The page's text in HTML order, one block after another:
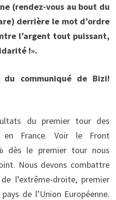
(rendez-vous au bout du
derrière le mot d’ordre
l’argent tout puissant,
!».
du communiqué de Bizi!
du premier tour des
en France. Voir le Front
dès le premier tour nous
Nous devons combattre
l’extrême-droite, premier
de l’Union Européenne.